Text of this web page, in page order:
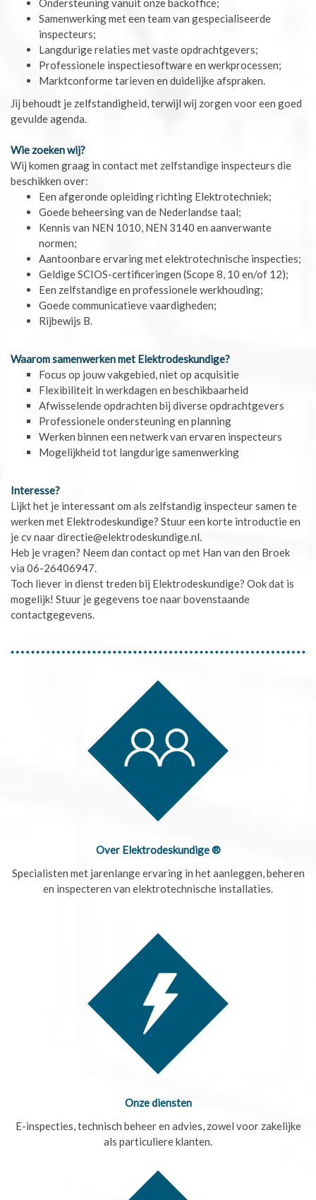
Samenwerking met een team van gespecialiseerde
inspecteurs;
Langdurige relaties met vaste opdrachtgevers;
Professionele inspectiesoftware en werkprocessen;
Marktconforme tarieven en duidelijke afspraken.
Jij behoudt je zelfstandigheid, terwijl wij zorgen voor een goed
gevulde agenda.
Wie zoeken wij?
Wij komen graag in contact met zelfstandige inspecteurs die
beschikken over:
Een afgeronde opleiding richting Elektrotechniek;
Goede beheersing van de Nederlandse taal;
Kennis van NEN 1010, NEN 3140 en aanverwante
normen;
Aantoonbare ervaring met elektrotechnische inspecties;
Geldige SCIOS-certificeringen (Scope 8, 10 en/of 12);
Een zelfstandige en professionele werkhouding;
Goede communicatieve vaardigheden;
Rijbewijs B.
Waarom samenwerken met Elektrodeskundige?
Focus op jouw vakgebied, niet op acquisitie
Flexibiliteit in werkdagen en beschikbaarheid
Afwisselende opdrachten bij diverse opdrachtgevers
Professionele ondersteuning en planning
Werken binnen een netwerk van ervaren inspecteurs
Mogelijkheid tot langdurige samenwerking
Interesse?
Lijkt het je interessant om als zelfstandig inspecteur samen te
werken met Elektrodeskundige? Stuur een korte introductie en
je cv naar directie@elektrodeskundige.nl.
Heb je vragen? Neem dan contact op met Han van den Broek
via 06-26406947.
Toch liever in dienst treden bij Elektrodeskundige? Ook dat is
mogelijk! Stuur je gegevens toe naar bovenstaande
contactgegevens.
Over Elektrodeskundige ®
Specialisten met jarenlange ervaring in het aanleggen, beheren
en inspecteren van elektrotechnische installaties.
Onze diensten
E-inspecties, technisch beheer en advies, zowel voor zakelijke
als particuliere klanten.